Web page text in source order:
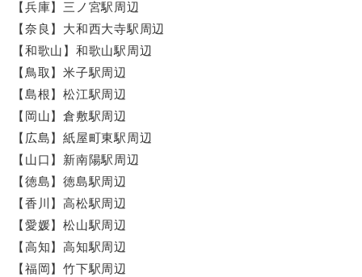
【兵庫】三ノ宮駅周辺
【奈良】大和西大寺駅周辺
【和歌山】和歌山駅周辺
【鳥取】米子駅周辺
【島根】松江駅周辺
【岡山】倉敷駅周辺
【広島】紙屋町東駅周辺
【山口】新南陽駅周辺
【徳島】徳島駅周辺
【香川】高松駅周辺
【愛媛】松山駅周辺
【高知】高知駅周辺
【福岡】竹下駅周辺